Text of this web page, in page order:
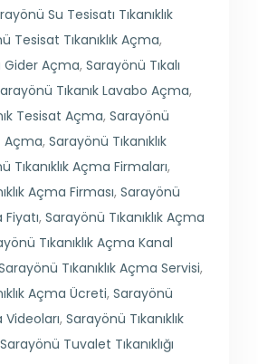
Su Tesisatı Tıkanıklık
Tesisat Tıkanıklık Açma,
Gider Açma, Sarayönü Tıkalı
Tıkanık Lavabo Açma,
Tesisat Açma, Sarayönü
Açma, Sarayönü Tıkanıklık
Tıkanıklık Açma Firmaları,
Açma Firması, Sarayönü
Fiyatı, Sarayönü Tıkanıklık Açma
Tıkanıklık Açma Kanal
Tıkanıklık Açma Servisi,
Açma Ücreti, Sarayönü
Videoları, Sarayönü Tıkanıklık
Sarayönü Tuvalet Tıkanıklığı